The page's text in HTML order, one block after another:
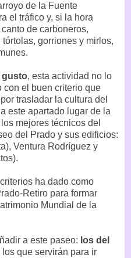
de la Fuente
el tráfico y, si la hora
de carboneros,
gorriones y mirlos,
gusto, esta actividad no lo
con el buen criterio que
trasladar la cultura del
este apartado lugar de la
mejores técnicos del
del Prado y sus edificios:
Ventura Rodríguez y
ha dado como
Retiro para formar
Mundial de la
a este paseo: los del
los que servirán para ir